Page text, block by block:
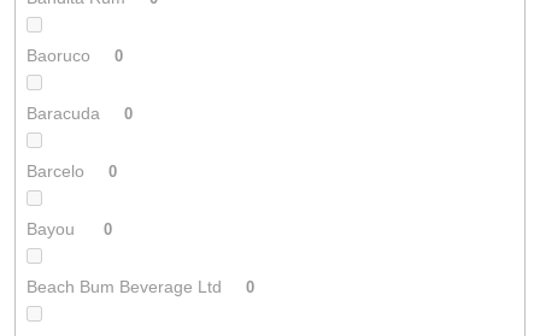
Baoruco 0
Baracuda 0
Barcelo 0
Bayou 0
Beach Bum Beverage Ltd 0